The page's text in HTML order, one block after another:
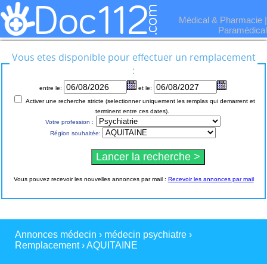
Médical & Pharmacie |
Paramédical
Vous etes disponible pour effectuer un remplacement
:
entre le:
et le:
terminent entre ces dates).
Votre profession :
Région souhaitée:
Vous pouvez recevoir les nouvelles annonces par mail : Recevoir les annonces par mail
Annonces médecin › médecin psychiatre ›
Remplacement ›AQUITAINE